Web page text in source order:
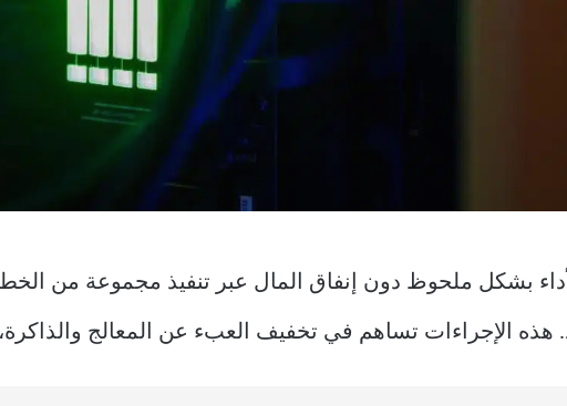
بشكل ملحوظ دون إنفاق المال عبر تنفيذ مجموعة من
هذه الإجراءات تساهم في تخفيف العبء عن المعالج